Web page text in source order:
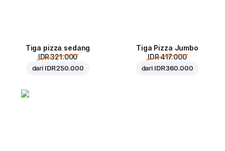
Tiga pizza sedang
IDR 321.000
dari IDR 250.000
Tiga Pizza Jumbo
IDR 417.000
dari IDR 360.000